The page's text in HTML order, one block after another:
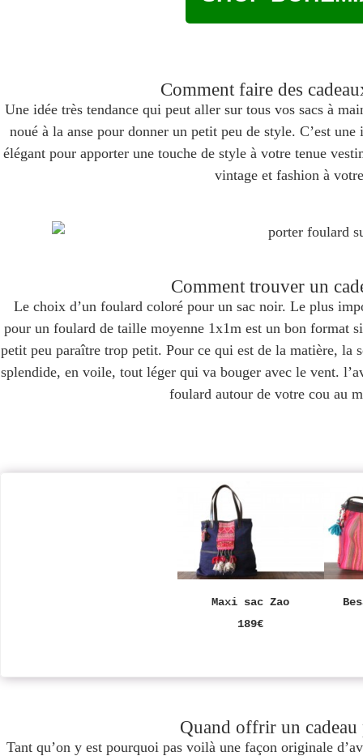
Comment faire des
Une idée très tendance qui peut aller sur tous vos sacs à
noué à la anse pour donner un petit peu de style. C’est
élégant pour apporter une touche de style à votre tenue
vintage et fashion à
Comment trouver un
Le choix d’un foulard coloré pour un sac noir. Le plus
pour un foulard de taille moyenne 1x1m est un bon format
petit peu paraître trop petit. Pour ce qui est de la matière, la
splendide, en voile, tout léger qui va bouger avec le vent.
foulard autour de votre cou au
Maxi sac Zao
189€
Quand offrir un cadeau
Tant qu’on y est pourquoi pas voilà une façon originale